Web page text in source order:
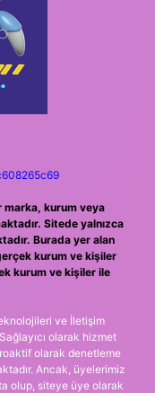
kurum veya
Sitede yalnızca
Burada yer alan
kurum ve kişiler
kurum ve kişiler ile
ve İletişim
olarak hizmet
olarak denetleme
Ancak, üyelerimiz
olup, siteye üye olarak